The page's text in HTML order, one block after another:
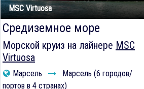
MSC Virtuosa
Средиземное море
Морской круиз на лайнере MSC
Virtuosa
Марсель
Марсель (6 городов/
портов в 4 странах)